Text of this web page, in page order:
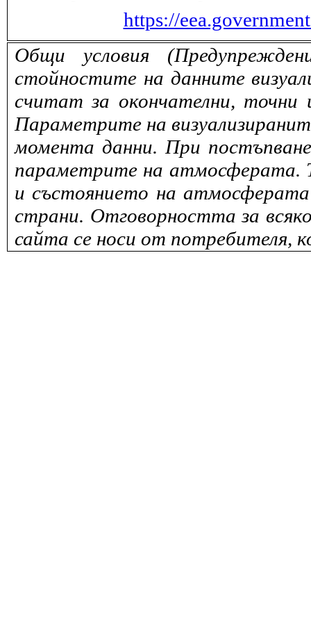
https://
Общи условия
стойностите на данните
считат за окончателни,
Параметрите на
момента данни. При
параметрите на атмосферата.
и състоянието на
страни. Отговорността за
сайта се носи от потребителя,